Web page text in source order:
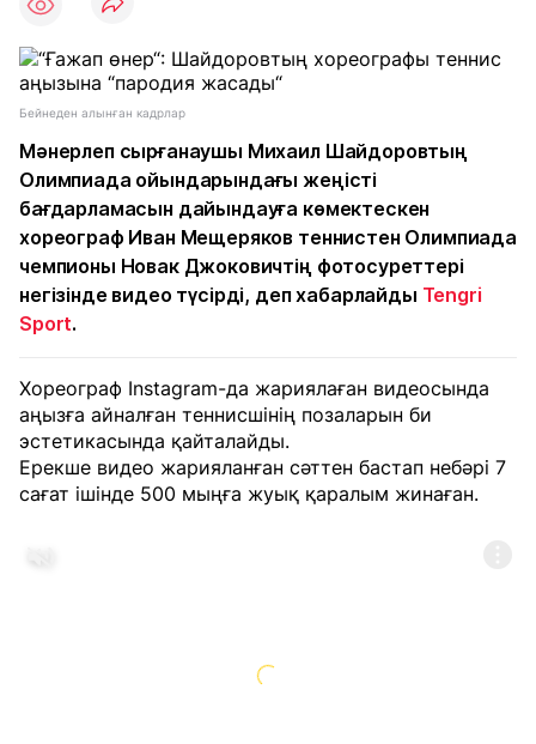
Бейнеден алынған кадрлар
Мәнерлеп сырғанаушы Михаил Шайдоровтың
Олимпиада ойындарындағы жеңісті
бағдарламасын дайындауға көмектескен
хореограф Иван Мещеряков теннистен Олимпиада
чемпионы Новак Джоковичтің фотосуреттері
негізінде видео түсірді, деп хабарлайды Tengri
Sport.
Хореограф Instagram-да жариялаған видеосында
аңызға айналған теннисшінің позаларын би
эстетикасында қайталайды.
Ерекше видео жарияланған сәттен бастап небәрі 7
сағат ішінде 500 мыңға жуық қаралым жинаған.